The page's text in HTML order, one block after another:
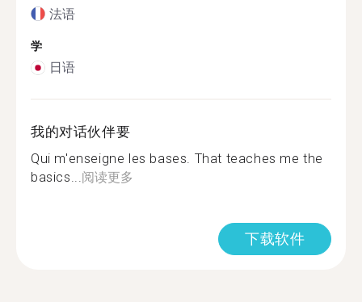
法语
学
日语
我的对话伙伴要
Qui m'enseigne les bases. That teaches me the
basics...阅读更多
下载软件